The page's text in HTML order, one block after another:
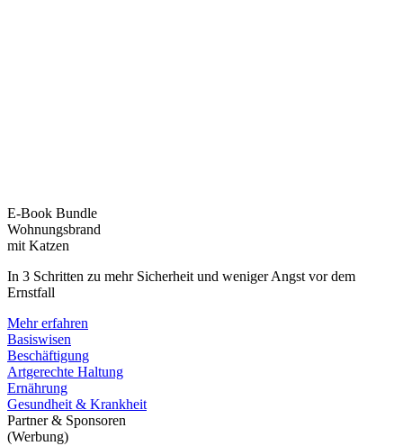
E-Book Bundle
Wohnungsbrand
mit Katzen
In 3 Schritten zu mehr Sicherheit und weniger Angst vor dem
Ernstfall
Mehr erfahren
Basiswisen
Beschäftigung
Artgerechte Haltung
Ernährung
Gesundheit & Krankheit
Partner & Sponsoren
(Werbung)